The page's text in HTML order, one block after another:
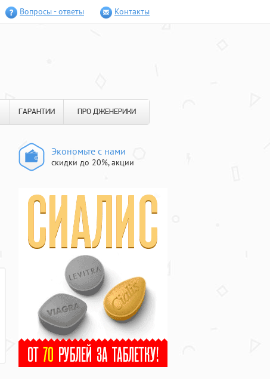
Вопросы - ответы Контакты
ГАРАНТИИ ПРО ДЖЕНЕРИКИ
Экономьте с нами
скидки до 20%, акции